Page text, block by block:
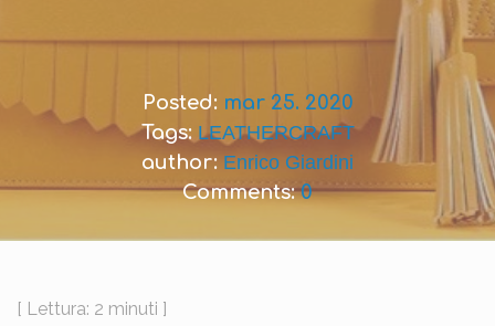
Posted: mar 25. 2020
Tags: LEATHERCRAFT
author: Enrico Giardini
Comments:0
[ Lettura: 2 minuti ]